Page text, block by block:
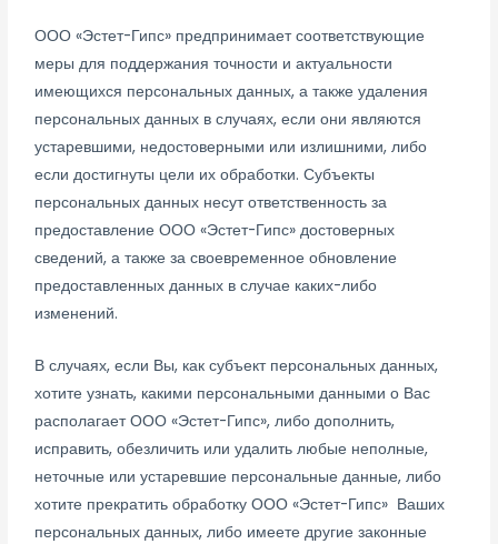
ООО «Эстет-Гипс» предпринимает соответствующие
меры для поддержания точности и актуальности
имеющихся персональных данных, а также удаления
персональных данных в случаях, если они являются
устаревшими, недостоверными или излишними, либо
если достигнуты цели их обработки. Субъекты
персональных данных несут ответственность за
предоставление ООО «Эстет-Гипс» достоверных
сведений, а также за своевременное обновление
предоставленных данных в случае каких-либо
изменений.
В случаях, если Вы, как субъект персональных данных,
хотите узнать, какими персональными данными о Вас
располагает ООО «Эстет-Гипс», либо дополнить,
исправить, обезличить или удалить любые неполные,
неточные или устаревшие персональные данные, либо
хотите прекратить обработку ООО «Эстет-Гипс» Ваших
персональных данных, либо имеете другие законные